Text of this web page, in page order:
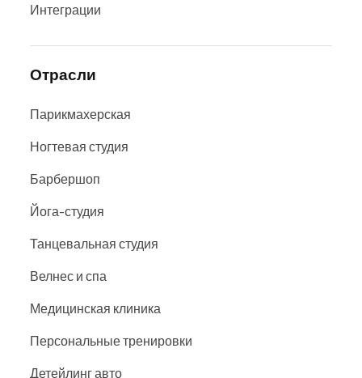
Интеграции
Отрасли
Парикмахерская
Ногтевая студия
Барбершоп
Йога-студия
Танцевальная студия
Велнес и спа
Медицинская клиника
Персональные тренировки
Детейлинг авто